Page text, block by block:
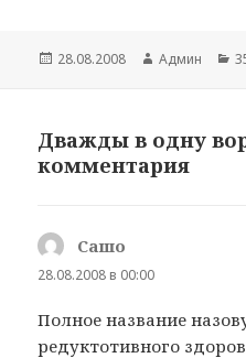
Опубликовано
28.08.2008 Автор
Админ
Дважды в одну
комментария
Сашо
28.08.2008 в 00:00
Полное название
редуктотивного